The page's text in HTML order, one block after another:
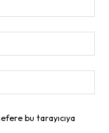
bu tarayıcıya